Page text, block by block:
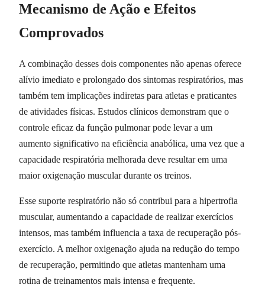
Mecanismo de Ação e Efeitos
Comprovados
A combinação desses dois componentes não apenas oferece
alívio imediato e prolongado dos sintomas respiratórios, mas
também tem implicações indiretas para atletas e praticantes
de atividades físicas. Estudos clínicos demonstram que o
controle eficaz da função pulmonar pode levar a um
aumento significativo na eficiência anabólica, uma vez que a
capacidade respiratória melhorada deve resultar em uma
maior oxigenação muscular durante os treinos.
Esse suporte respiratório não só contribui para a hipertrofia
muscular, aumentando a capacidade de realizar exercícios
intensos, mas também influencia a taxa de recuperação pós-
exercício. A melhor oxigenação ajuda na redução do tempo
de recuperação, permitindo que atletas mantenham uma
rotina de treinamentos mais intensa e frequente.